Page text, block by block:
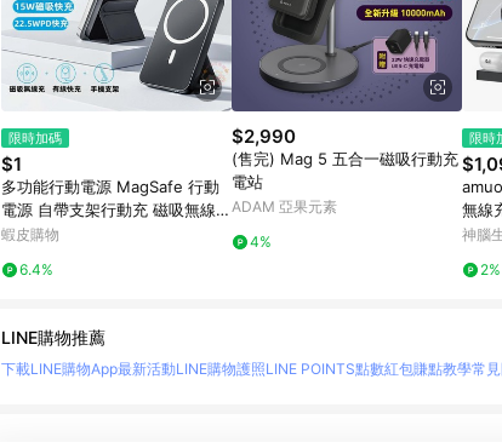
限時加碼
$1
多功能行動電源 MagSafe 行動
電源 自帶支架行動充 磁吸無線充
22.5W快充 大容量行充 移動電
蝦皮購物
6.4%
$2,990
(售完) Mag 5 五合一磁吸行動充
電站
ADAM 亞果元素
4%
限時
無線
神腦
2%
LINE購物推薦
下載LINE購物App最新活動LINE購物護照LINE POINTS點數紅包賺點教學常